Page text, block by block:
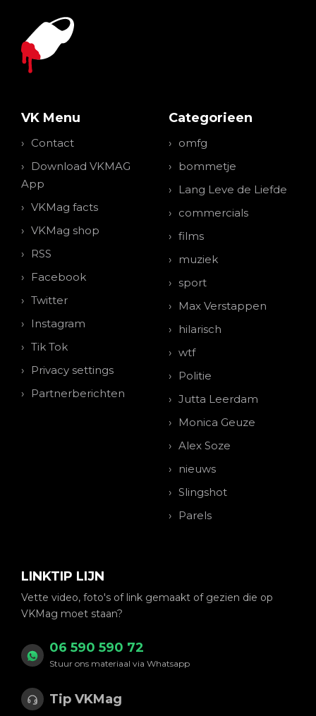
VK Menu
Contact
Download VKMAG
App
VKMag facts
VKMag shop
RSS
Facebook
Twitter
Instagram
Tik Tok
Privacy settings
Partnerberichten
Categorieen
omfg
bommetje
Lang Leve de Liefde
commercials
films
muziek
sport
Max Verstappen
hilarisch
wtf
Politie
Jutta Leerdam
Monica Geuze
Alex Soze
nieuws
Slingshot
Parels
LINKTIP LIJN
Vette video, foto's of link gemaakt of gezien die op
VKMag moet staan?
06 590 590 72
Stuur ons materiaal via Whatsapp
Tip VKMag